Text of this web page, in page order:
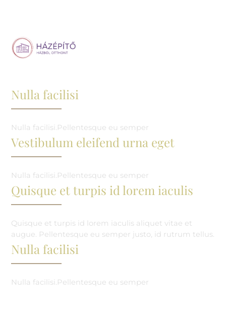
Nulla facilisi
Nulla facilisi.Pellentesque eu semper
Vestibulum eleifend urna eget
Nulla facilisi.Pellentesque eu semper
Quisque et turpis id lorem iaculis
Quisque et turpis id lorem iaculis aliquet vitae et
augue. Pellentesque eu semper justo, id rutrum tellus.
Nulla facilisi
Nulla facilisi.Pellentesque eu semper